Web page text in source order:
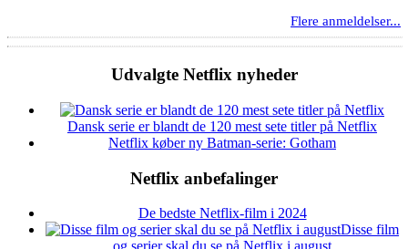
Flere anmeldelser...
Udvalgte Netflix nyheder
Dansk serie er blandt de 120 mest sete titler på Netflix
Netflix køber ny Batman-serie: Gotham
Netflix anbefalinger
De bedste Netflix-film i 2024
Disse film